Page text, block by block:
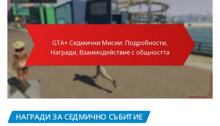
НАГРАДИ ЗА СЕДМИЧНО СЪБИТИЕ